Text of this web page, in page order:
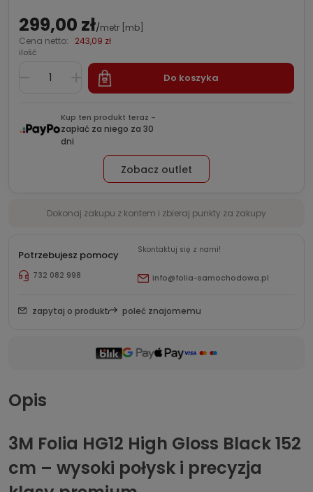
299,00 zł/metr [mb]
Cena netto:
243,09 zł
ilość
Do koszyka
Kup ten produkt teraz -
zapłać za niego za 30
dni
Zobacz outlet
Dokonaj zakupu z kontem i zbieraj punkty za zakupy
Potrzebujesz pomocy Skontaktuj się z nami!
732 082 998 info@folia-samochodowa.pl
zapytaj o produkt poleć znajomemu
Opis
3M Folia HG12 High Gloss Black 152
cm – wysoki połysk i precyzja